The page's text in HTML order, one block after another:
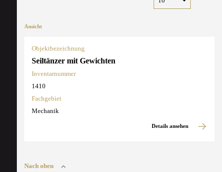
Ansicht
Objektbezeichnung
Seiltänzer mit Gewichten
Inventarnummer
1410
Fachgebiet
Mechanik
Details ansehen
Nach oben